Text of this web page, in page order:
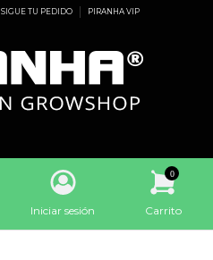
SIGUE TU PEDIDO PIRANHA VIP
Iniciar sesión
0
Carrito